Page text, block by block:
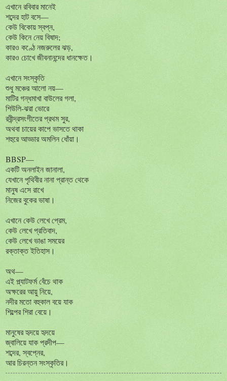
এখানে রবিবার মানেই
শব্দের হাট বসে—
কেউ বিকোয় স্বপ্ন,
কেউ কিনে নেয় বিষাদ;
কারও কণ্ঠে নজরুলের ঝড়,
কারও চোখে জীবনানন্দের ধানক্ষেত।
এখানে সংস্কৃতি
শুধু মঞ্চের আলো নয়—
মাটির গন্ধমাখা বাউলের গলা,
শিউলি-ঝরা ভোরে
রবীন্দ্রসংগীতের প্রথম সুর,
অথবা চায়ের কাপে ভাসতে থাকা
শহুরে আড্ডার অমলিন ধোঁয়া।
BBSP—
একটি অনলাইন জানালা,
যেখানে পৃথিবীর নানা প্রান্ত থেকে
মানুষ এসে রাখে
নিজের বুকের ভাষা।
এখানে কেউ লেখে প্রেম,
কেউ লেখে প্রতিবাদ,
কেউ লেখে ভাঙা সময়ের
রক্তাক্ত ইতিহাস।
অথ—
এই প্ল্যাটফর্ম বেঁচে থাক
অক্ষরের আয়ু নিয়ে,
নদীর মতো বহুকাল বয়ে যাক
শিল্পের শিরা বেয়ে।
মানুষের হৃদয়ে হৃদয়ে
জ্বালিয়ে যাক প্রদীপ—
শব্দের, স্বপ্নের,
আর চিরন্তন সংস্কৃতির।